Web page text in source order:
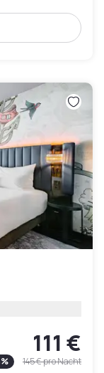
111 €
% 145 €pro Nacht